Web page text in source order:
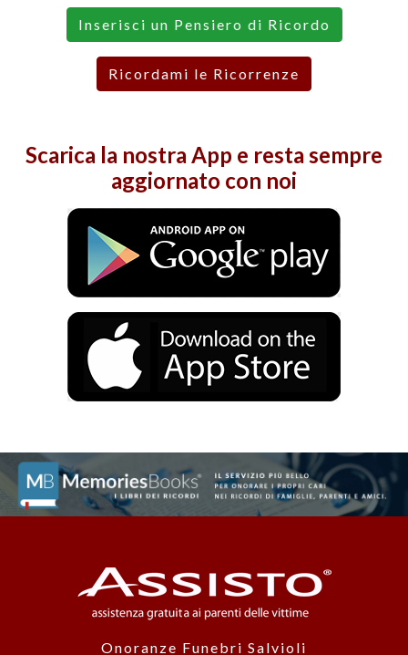
Inserisci un Pensiero di Ricordo
Ricordami le Ricorrenze
Scarica la nostra App e resta sempre
aggiornato con noi
Onoranze Funebri Salvioli